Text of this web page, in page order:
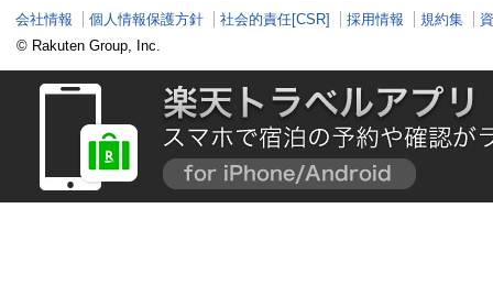
会社情報 個人情報保護方針 社会的責任[CSR] 採用情報 規約集
© Rakuten Group, Inc.